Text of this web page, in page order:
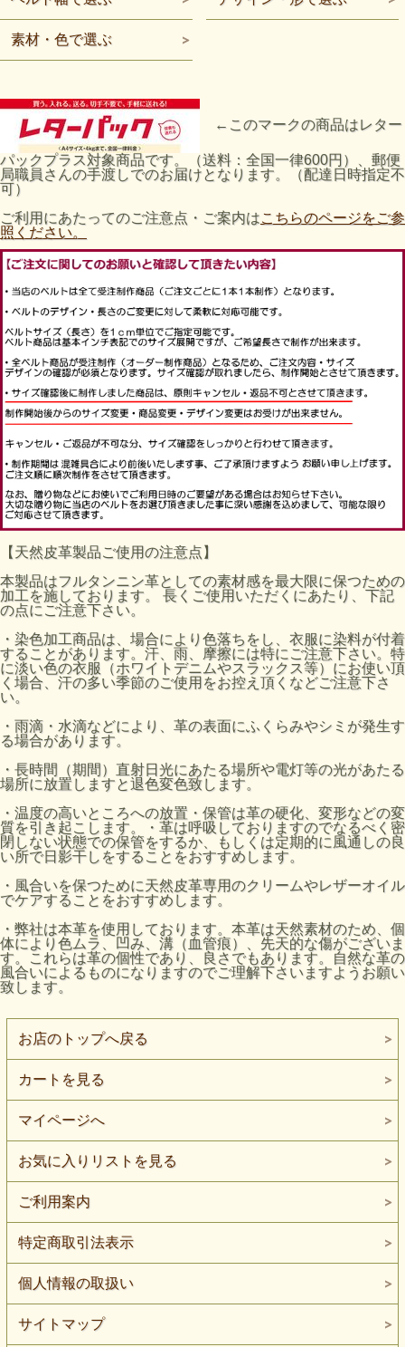
素材・色で選ぶ
←このマークの商品はレター
パックプラス対象商品です。（送料：全国一律600円）、郵便
局職員さんの手渡しでのお届けとなります。（配達日時指定不
可）
ご利用にあたってのご注意点・ご案内はこちらのページをご参
照ください。
【天然皮革製品ご使用の注意点】
本製品はフルタンニン革としての素材感を最大限に保つための
加工を施しております。 長くご使用いただくにあたり、下記
の点にご注意下さい。
・染色加工商品は、場合により色落ちをし、衣服に染料が付着
することがあります。汗、雨、摩擦には特にご注意下さい。特
に淡い色の衣服（ホワイトデニムやスラックス等）にお使い頂
く場合、汗の多い季節のご使用をお控え頂くなどご注意下さ
い。
・雨滴・水滴などにより、革の表面にふくらみやシミが発生す
る場合があります。
・長時間（期間）直射日光にあたる場所や電灯等の光があたる
場所に放置しますと退色変色致します。
・温度の高いところへの放置・保管は革の硬化、変形などの変
質を引き起こします。・革は呼吸しておりますのでなるべく密
閉しない状態での保管をするか、もしくは定期的に風通しの良
い所で日影干しをすることをおすすめします。
・風合いを保つために天然皮革専用のクリームやレザーオイル
でケアすることをおすすめします。
・弊社は本革を使用しております。本革は天然素材のため、個
体により色ムラ、凹み、溝（血管痕）、先天的な傷がございま
す。これらは革の個性であり、良さでもあります。自然な革の
風合いによるものになりますのでご理解下さいますようお願い
致します。
お店のトップへ戻る
カートを見る
マイページへ
お気に入りリストを見る
ご利用案内
特定商取引法表示
個人情報の取扱い
サイトマップ